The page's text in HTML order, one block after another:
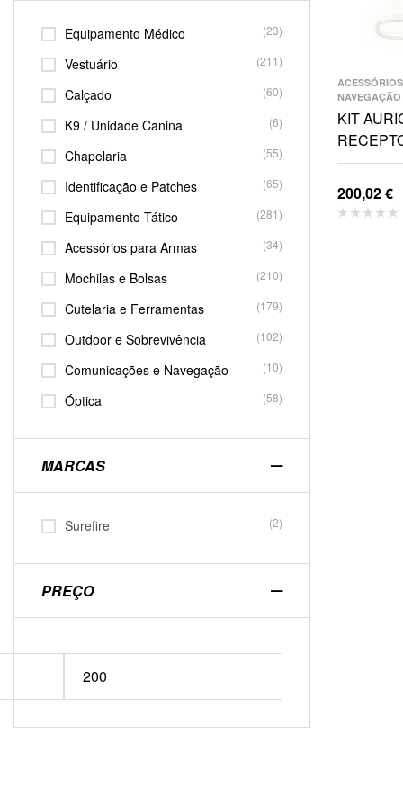
NAVEGAÇÃO
KIT
200,02€
Equipamento Médico (23)
Vestuário (211)
Calçado (60)
K9 / Unidade Canina (6)
Chapelaria (55)
Identificação e Patches (65)
Equipamento Tático (281)
Acessórios para Armas (34)
Mochilas e Bolsas (210)
Cutelaria e Ferramentas (179)
Outdoor e Sobrevivência (102)
Comunicações e Navegação (10)
Óptica (58)
MARCAS
Surefire (2)
PREÇO